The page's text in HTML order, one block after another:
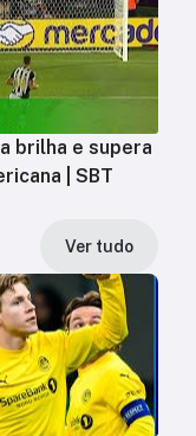
brilha e supera
| SBT
Ver tudo